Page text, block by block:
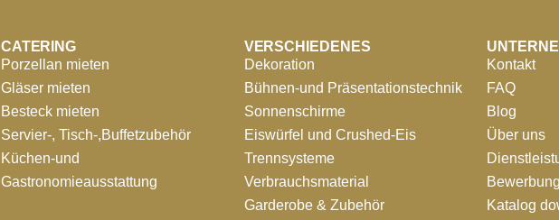
CATERING
Porzellan mieten
Gläser mieten
Besteck mieten
Servier-, Tisch-,Buffetzubehör
Küchen-und
Gastronomieausstattung
VERSCHIEDENES
Dekoration
Bühnen-und Präsentationstechnik
Sonnenschirme
Eiswürfel und Crushed-Eis
Trennsysteme
Verbrauchsmaterial
Garderobe & Zubehör
Kontakt
FAQ
Blog
Über uns
Katalog